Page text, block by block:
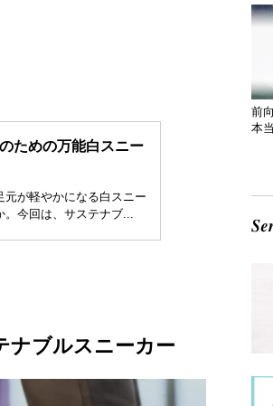
ための万能白スニー
元が軽やかになる白スニー
。今回は、サステナブ...
ナブルスニーカー
前
本